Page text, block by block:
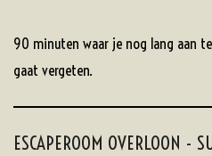
90 minuten waar je nog lang aan
gaat vergeten.
ESCAPEROOM OVERLOON -